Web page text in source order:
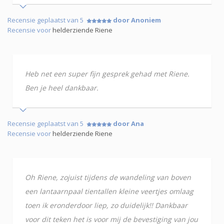
Recensie geplaatst van 5
door Anoniem
Recensie voorhelderziende Riene
Heb net een super fijn gesprek gehad met Riene.
Ben je heel dankbaar.
Recensie geplaatst van 5
door Ana
Recensie voorhelderziende Riene
Oh Riene, zojuist tijdens de wandeling van boven
een lantaarnpaal tientallen kleine veertjes omlaag
toen ik eronderdoor liep, zo duidelijk!! Dankbaar
voor dit teken het is voor mij de bevestiging van jou